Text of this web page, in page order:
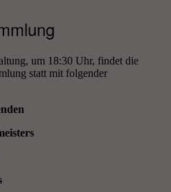
um 18:30 Uhr, findet die
statt mit folgender